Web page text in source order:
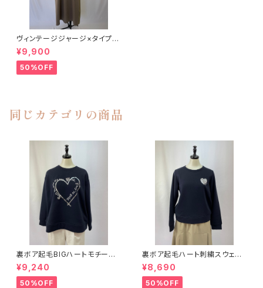
ヴィンテージジャージ×タイプラ
イタードッキングワンピース Mu
nich
¥9,900
50%OFF
同じカテゴリの商品
裏ボア起毛BIGハートモチーフ
スウェット BEATRICE
¥9,240
50%OFF
裏ボア起毛ハート刺繍スウェット
BEATRICE
¥8,690
50%OFF